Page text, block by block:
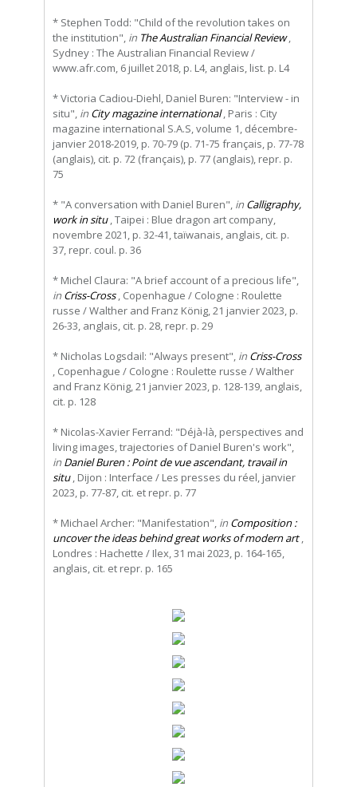
* Stephen Todd: "Child of the revolution takes on
the institution", in The Australian Financial Review,
Sydney : The Australian Financial Review /
www.afr.com, 6 juillet 2018, p. L4, anglais, list. p. L4
* Victoria Cadiou-Diehl, Daniel Buren: "Interview - in
situ", in City magazine international, Paris : City
magazine international S.A.S, volume 1, décembre-
janvier 2018-2019, p. 70-79 (p. 71-75 français, p. 77-78
(anglais), cit. p. 72 (français), p. 77 (anglais), repr. p.
75
* "A conversation with Daniel Buren", in Calligraphy,
work in situ, Taipei : Blue dragon art company,
novembre 2021, p. 32-41, taïwanais, anglais, cit. p.
37, repr. coul. p. 36
* Michel Claura: "A brief account of a precious life",
in Criss-Cross, Copenhague / Cologne : Roulette
russe / Walther and Franz König, 21 janvier 2023, p.
26-33, anglais, cit. p. 28, repr. p. 29
* Nicholas Logsdail: "Always present", in Criss-Cross
, Copenhague / Cologne : Roulette russe / Walther
and Franz König, 21 janvier 2023, p. 128-139, anglais,
cit. p. 128
* Nicolas-Xavier Ferrand: "Déjà-là, perspectives and
living images, trajectories of Daniel Buren's work",
in Daniel Buren : Point de vue ascendant, travail in
situ, Dijon : Interface / Les presses du réel, janvier
2023, p. 77-87, cit. et repr. p. 77
* Michael Archer: "Manifestation", in Composition :
uncover the ideas behind great works of modern art,
Londres : Hachette / Ilex, 31 mai 2023, p. 164-165,
anglais, cit. et repr. p. 165